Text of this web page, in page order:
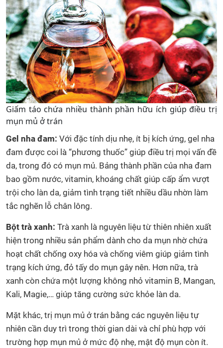
Giấm táo chứa nhiều thành phần hữu ích giúp điều trị
mụn mủ ở trán
Gel nha đam: Với đặc tính dịu nhẹ, ít bị kích ứng, gel nha
đam được coi là “phương thuốc” giúp điều trị mọi vấn đề
da, trong đó có mụn mủ. Bảng thành phần của nha đam
bao gồm nước, vitamin, khoáng chất giúp cấp ẩm vượt
trội cho làn da, giảm tình trạng tiết nhiều dầu nhờn làm
tắc nghẽn lỗ chân lông.
Bột trà xanh: Trà xanh là nguyên liệu từ thiên nhiên xuất
hiện trong nhiều sản phẩm dành cho da mụn nhờ chứa
hoạt chất chống oxy hóa và chống viêm giúp giảm tình
trạng kích ứng, đỏ tấy do mụn gây nên. Hơn nữa, trà
xanh còn chứa một lượng không nhỏ vitamin B, Mangan,
Kali, Magie,… giúp tăng cường sức khỏe làn da.
Mặt khác, trị mụn mủ ở trán bằng các nguyên liệu tự
nhiên cần duy trì trong thời gian dài và chỉ phù hợp với
trường hợp mụn mủ ở mức độ nhẹ, mật độ mụn còn ít.